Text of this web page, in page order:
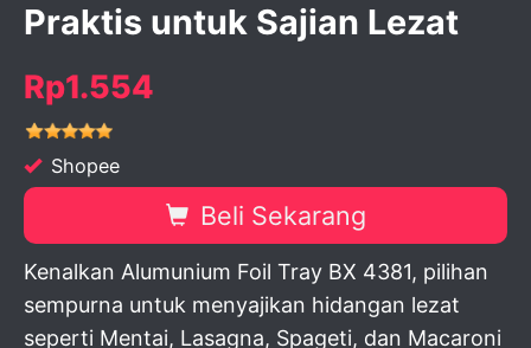
Praktis untuk Sajian Lezat
Rp1.554
Shopee
Beli Sekarang
Kenalkan Alumunium Foil Tray BX 4381, pilihan
sempurna untuk menyajikan hidangan lezat
seperti Mentai, Lasagna, Spageti, dan Macaroni